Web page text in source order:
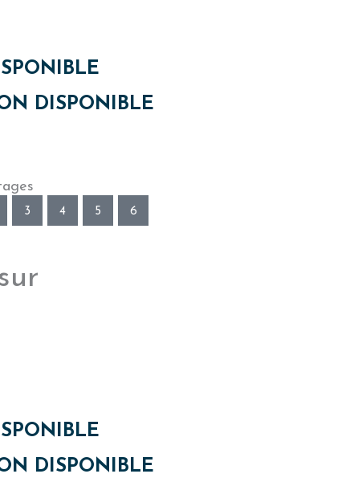
DISPONIBLE
3 4 5 6
DISPONIBLE